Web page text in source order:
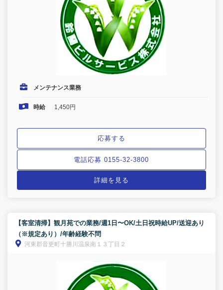
メンテナンス業務
時給 1,450円
応募する
電話応募 0155-32-3800
詳細を見る
【客室清掃】観月苑での業務/週1日〜OK/土日祝時給UP/送迎あり
（※規定あり）/年齢経験不問
河東郡音更町十勝川温泉南１３丁目２